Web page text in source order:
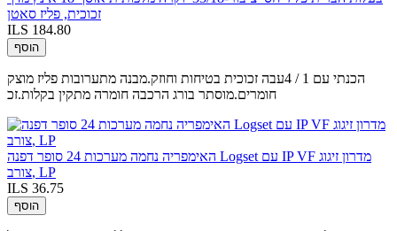
זכוכית, פליז סאטן
ILS 184.80
הוסף
הכנתי עם 1 / 4עבה זכוכית בטיחות וחוזק.מבנה מתערובות פליז מוצק
חומרים.מוסתר בורג הרכבה חומרה מתקין בקלות.זכ
האימפריה נחמה מערכות 24 סופר דפנה Logset עם IP VF מדרון זיגוג
צורב, LP
ILS 36.75
הוסף